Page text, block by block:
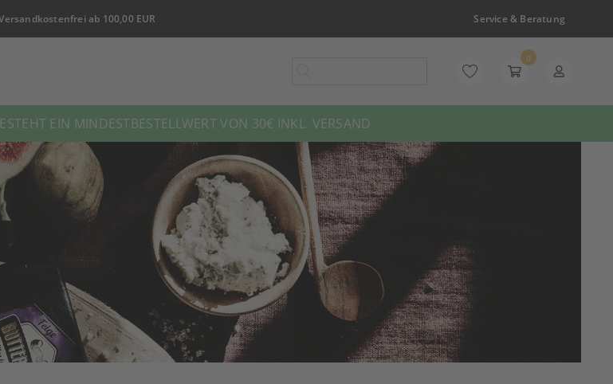
ab 100,00 EUR Service & Beratung
0
EIN MINDESTBESTELLWERT VON 30€ INKL. VERSAND